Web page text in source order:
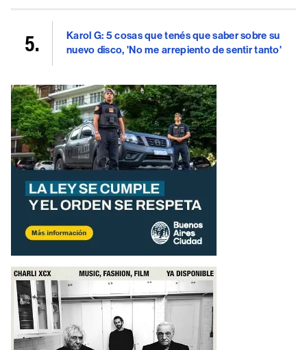
Karol G: 5 cosas que tenés que saber sobre su
nuevo disco, 'No me arrepiento de sentir tanto'